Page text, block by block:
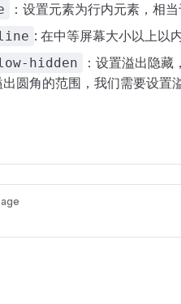
：设置元素为行内元素，相
: 在中等屏幕大小以上以
hidden
：设置溢出隐
出圆角的范围，我们需要设置